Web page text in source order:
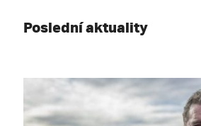
Poslední aktuality